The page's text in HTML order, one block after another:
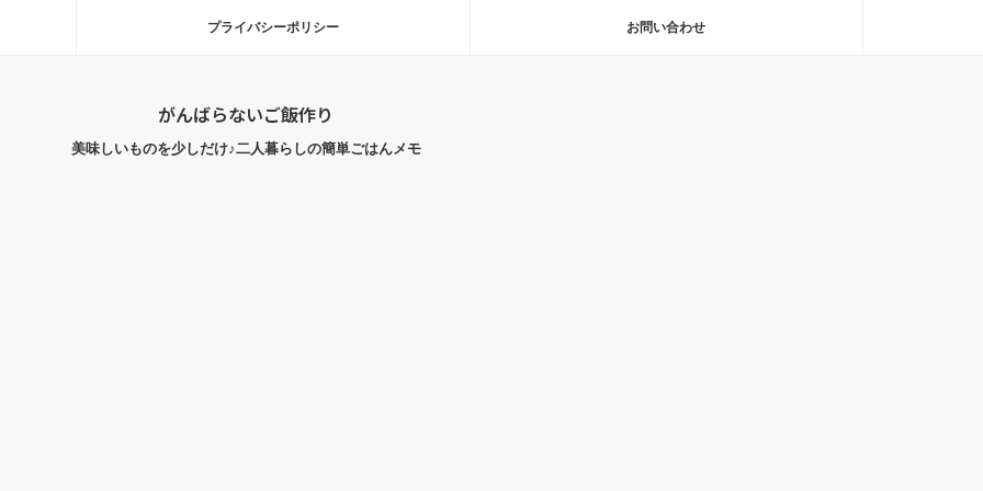
プライバシーポリシー お問い合わせ
がんばらないご飯作り
美味しいものを少しだけ♪二人暮らしの簡単ごはんメモ